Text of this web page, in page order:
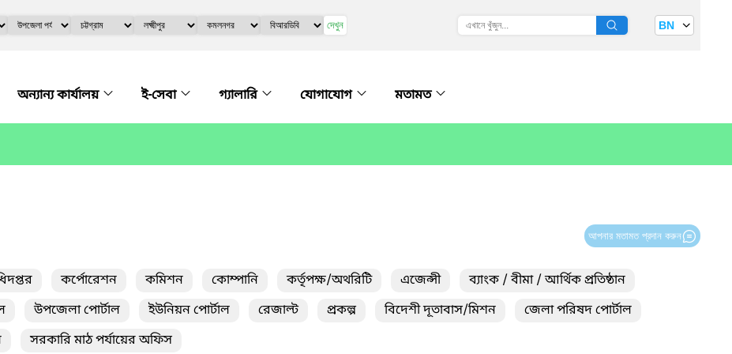
দেখুন BN
অন্যান্য কার্যালয় ই-সেবা গ্যালারি যোগাযোগ মতামত
আপনার মতামত প্রদান করুন
কর্পোরেশন কমিশন কোম্পানি কর্তৃপক্ষ/অথরিটি এজেন্সী
ব্যাংক / বীমা / আর্থিক প্রতিষ্ঠান
উপজেলা পোর্টাল ইউনিয়ন পোর্টাল রেজাল্ট প্রকল্প বিদেশী দূতাবাস/মিশন
জেলা পরিষদ পোর্টাল
সরকারি মাঠ পর্যায়ের অফিস